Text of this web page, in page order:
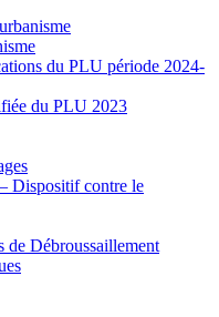
du PLU période 2024-
du PLU 2023
Dispositif contre le
de Débroussaillement